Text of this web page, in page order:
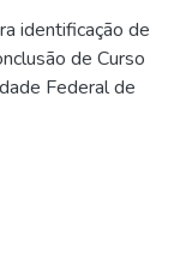
identificação de
de Curso
Federal de